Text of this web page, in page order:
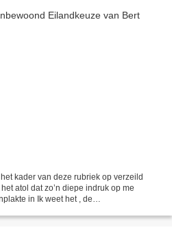
kader van deze rubriek op verzeild
atol dat zo’n diepe indruk op me
in Ik weet het , de